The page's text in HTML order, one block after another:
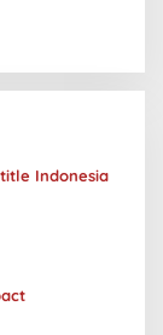
Indonesia